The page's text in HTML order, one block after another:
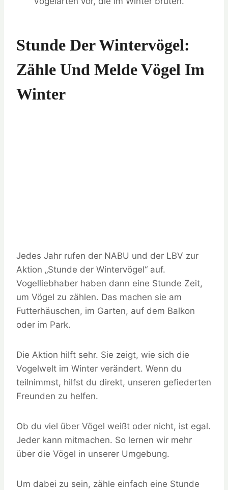
Stunde Der Wintervögel:
Zähle Und Melde Vögel Im
Winter
Jedes Jahr rufen der NABU und der LBV zur
Aktion „Stunde der Wintervögel“ auf.
Vogelliebhaber haben dann eine Stunde Zeit,
um Vögel zu zählen. Das machen sie am
Futterhäuschen, im Garten, auf dem Balkon
oder im Park.
Die Aktion hilft sehr. Sie zeigt, wie sich die
Vogelwelt im Winter verändert. Wenn du
teilnimmst, hilfst du direkt, unseren gefiederten
Freunden zu helfen.
Ob du viel über Vögel weißt oder nicht, ist egal.
Jeder kann mitmachen. So lernen wir mehr
über die Vögel in unserer Umgebung.
Um dabei zu sein, zähle einfach eine Stunde